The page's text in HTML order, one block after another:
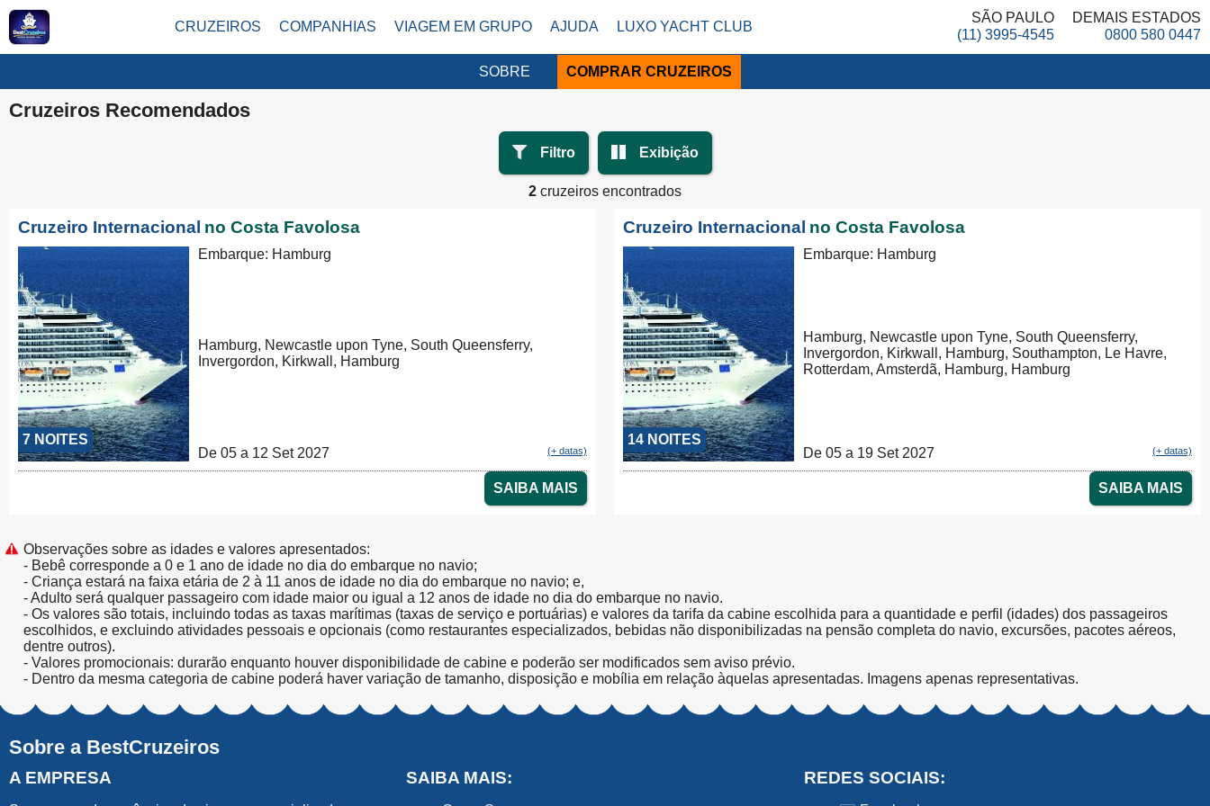
DEMAIS ESTADOS
0800 580 0447
SÃO PAULO
(11) 3995-4545
CRUZEIROS COMPANHIAS VIAGEM EM GRUPO AJUDA LUXO YACHT CLUB
SOBRE COMPRAR CRUZEIROS
Cruzeiros Recomendados
Filtro Exibição
2 cruzeiros encontrados
Cruzeiro Internacional no Costa Favolosa
7 NOITES
Embarque: Hamburg
Hamburg, Newcastle upon Tyne, South Queensferry,
Invergordon, Kirkwall, Hamburg
De 05 a 12 Set 2027 (+ datas)
SAIBA MAIS
Cruzeiro Internacional no Costa Favolosa
14 NOITES
Embarque: Hamburg
Hamburg, Newcastle upon Tyne, South Queensferry,
Invergordon, Kirkwall, Hamburg, Southampton, Le Havre,
Rotterdam, Amsterdã, Hamburg, Hamburg
De 05 a 19 Set 2027 (+ datas)
SAIBA MAIS
Observações sobre as idades e valores apresentados:
- Bebê corresponde a 0 e 1 ano de idade no dia do embarque no navio;
- Criança estará na faixa etária de 2 à 11 anos de idade no dia do embarque no navio; e,
- Adulto será qualquer passageiro com idade maior ou igual a 12 anos de idade no dia do embarque no navio.
- Os valores são totais, incluindo todas as taxas marítimas (taxas de serviço e portuárias) e valores da tarifa da cabine escolhida para a quantidade e perfil (idades) dos passageiros
escolhidos, e excluindo atividades pessoais e opcionais (como restaurantes especializados, bebidas não disponibilizadas na pensão completa do navio, excursões, pacotes aéreos,
dentre outros).
- Valores promocionais: durarão enquanto houver disponibilidade de cabine e poderão ser modificados sem aviso prévio.
- Dentro da mesma categoria de cabine poderá haver variação de tamanho, disposição e mobília em relação àquelas apresentadas. Imagens apenas representativas.
Sobre a BestCruzeiros
A EMPRESA SAIBA MAIS: REDES SOCIAIS: